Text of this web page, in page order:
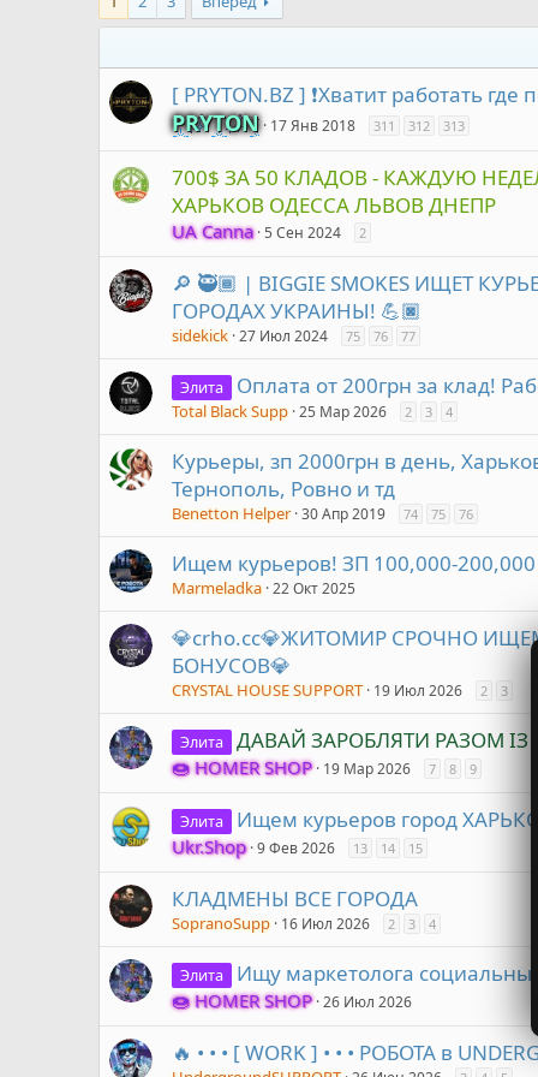
[ PRYTON.BZ ] ❗️Хватит работать
PRYTON 17 Янв 2018 311 312 313
700$ ЗА 50 КЛАДОВ - КАЖДУЮ
ХАРЬКОВ ОДЕССА ЛЬВОВ ДНЕПР
UA Canna 5 Сен 2024 2
🔎 🥷🏾 | BIGGIE SMOKES ИЩЕТ
ГОРОДАХ УКРАИНЫ! 💪🏿
sidekick 27 Июл 2024 75 76 77
Элита Оплата от 200грн за клад!
Total Black Supp 25 Мар 2026 2 3 4
Курьеры, зп 2000грн в день,
Тернополь, Ровно и тд
Benetton Helper 30 Апр 2019 74 75 76
Ищем курьеров! ЗП 100,000-
Marmeladka 22 Окт 2025
💎crho.cc💎ЖИТОМИР СРОЧНО
БОНУСОВ💎
CRYSTAL HOUSE SUPPORT 19 Июл 2026 2 3
Элита ДАВАЙ ЗАРОБЛЯТИ РАЗОМ ІЗ -
🍩 HOMER SHOP 19 Мар 2026 7 8 9
Элита Ищем курьеров город
Ukr.Shop 9 Фев 2026 13 14 15
КЛАДМЕНЫ ВСЕ ГОРОДА
SopranoSupp 16 Июл 2026 2 3 4
Элита Ищу маркетолога социальных
🍩 HOMER SHOP 26 Июл 2026
🔥 • • • [ WORK ] • • • РОБОТА в